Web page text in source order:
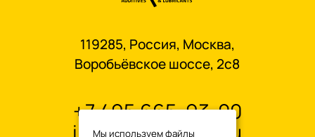
119285, Россия, Москва,
Воробьёвское шоссе, 2с8
+7 495 665-93-00
Мы используем файлы